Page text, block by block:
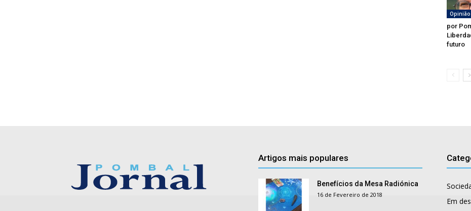
Opinião
por
futuro
Artigos mais populares
Benefícios da Mesa Radiónica
16 de Fevereiro de 2018
Em